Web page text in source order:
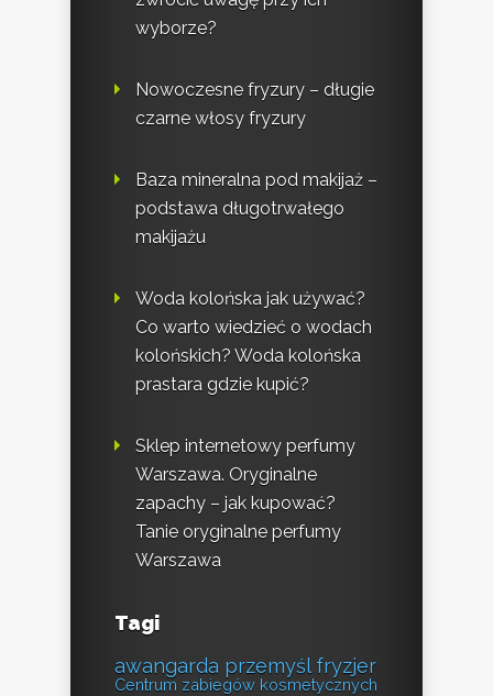
wyborze?
Nowoczesne fryzury – długie
czarne włosy fryzury
Baza mineralna pod makijaż –
podstawa długotrwałego
makijażu
Woda kolońska jak używać?
Co warto wiedzieć o wodach
kolońskich? Woda kolońska
prastara gdzie kupić?
Sklep internetowy perfumy
Warszawa. Oryginalne
zapachy – jak kupować?
Tanie oryginalne perfumy
Warszawa
Tagi
awangarda przemyśl fryzjer
Centrum zabiegów kosmetycznych